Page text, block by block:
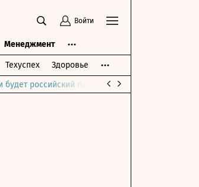
Войти
Менеджмент
Техуспех Здоровье
российский парламент